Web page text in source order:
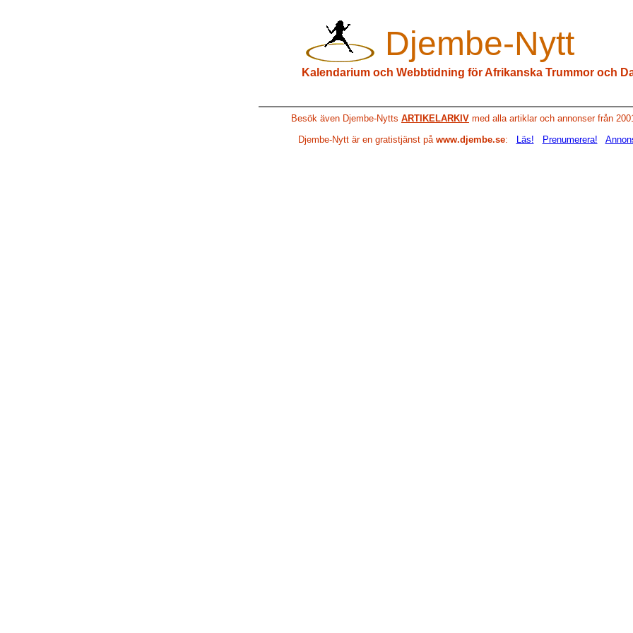
Djembe-Nytt
Kalendarium och Webbtidning för Afrikanska Trummor och
Besök även Djembe-Nytts ARTIKELARKIV med alla artiklar och annonser från
Djembe-Nytt är en gratistjänst på www.djembe.se: Läs! Prenumerera!